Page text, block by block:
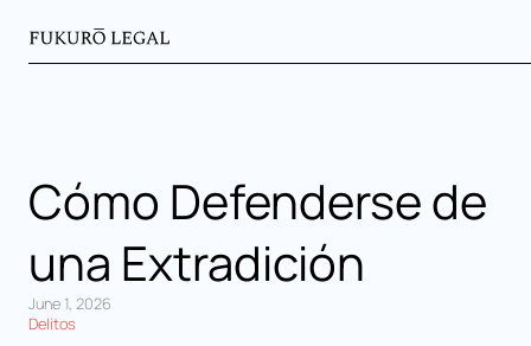
Cómo Defenderse de
una Extradición
June 1, 2026
Delitos